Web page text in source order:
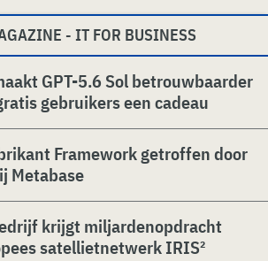
- IT FOR BUSINESS
GPT-5.6 Sol betrouwbaarder
gebruikers een cadeau
Framework getroffen door
Metabase
krijgt miljardenopdracht
satellietnetwerk IRIS²